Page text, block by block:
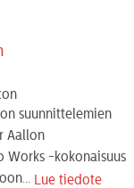
suunnittelemien
Aallon
Works -kokonaisuus
Lue tiedote